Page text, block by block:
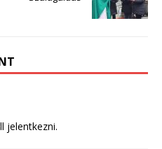
jelentkezni.